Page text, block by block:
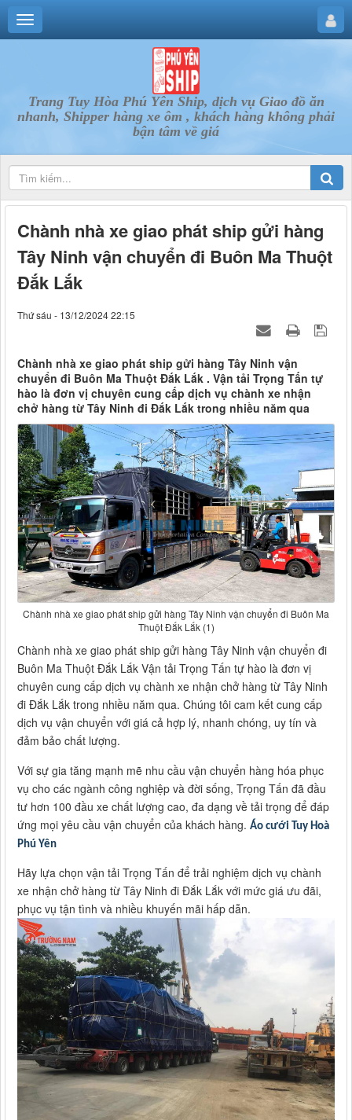
Trang Tuy Hòa Phú Yên Ship, dịch vụ Giao đồ ăn
nhanh, Shipper hàng xe ôm , khách hàng không phải
bận tâm về giá
Chành nhà xe giao phát ship gửi hàng
Tây Ninh vận chuyển đi Buôn Ma Thuột
Đắk Lắk
Thứ sáu - 13/12/2024 22:15
Chành nhà xe giao phát ship gửi hàng Tây Ninh vận
chuyển đi Buôn Ma Thuột Đắk Lắk . Vận tải Trọng Tấn tự
hào là đơn vị chuyên cung cấp dịch vụ chành xe nhận
chở hàng từ Tây Ninh đi Đắk Lắk trong nhiều năm qua
Chành nhà xe giao phát ship gửi hàng Tây Ninh vận chuyển đi Buôn Ma
Thuột Đắk Lắk (1)
Chành nhà xe giao phát ship gửi hàng Tây Ninh vận chuyển đi
Buôn Ma Thuột Đắk Lắk Vận tải Trọng Tấn tự hào là đơn vị
chuyên cung cấp dịch vụ chành xe nhận chở hàng từ Tây Ninh
đi Đắk Lắk trong nhiều năm qua. Chúng tôi cam kết cung cấp
dịch vụ vận chuyển với giá cả hợp lý, nhanh chóng, uy tín và
đảm bảo chất lượng.
Với sự gia tăng mạnh mẽ nhu cầu vận chuyển hàng hóa phục
vụ cho các ngành công nghiệp và đời sống, Trọng Tấn đã đầu
tư hơn 100 đầu xe chất lượng cao, đa dạng về tải trọng để đáp
ứng mọi yêu cầu vận chuyển của khách hàng. Áo cưới Tuy Hoà
Phú Yên
Hãy lựa chọn vận tải Trọng Tấn để trải nghiệm dịch vụ chành
xe nhận chở hàng từ Tây Ninh đi Đắk Lắk với mức giá ưu đãi,
phục vụ tận tình và nhiều khuyến mãi hấp dẫn.